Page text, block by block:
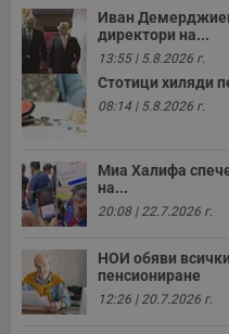
Иван
директори на...
13:55 | 5.8.2026 г.
Стотици хиляди
08:14 | 5.8.2026 г.
Миа Халифа
на...
20:08 | 22.7.2026 г.
НОИ обяви
пенсиониране
12:26 | 20.7.2026 г.